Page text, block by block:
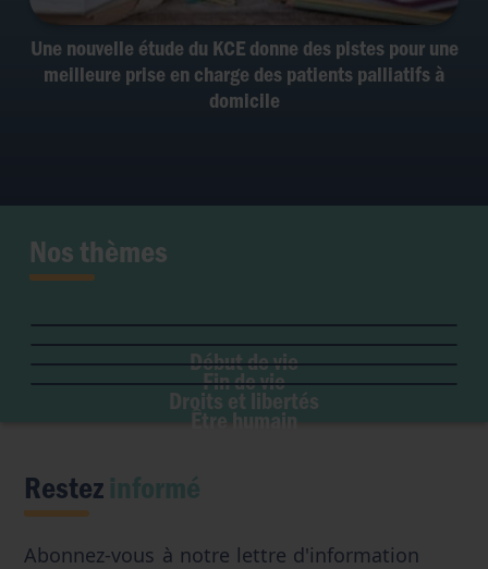
Une nouvelle étude du KCE donne des pistes pour une
meilleure prise en charge des patients palliatifs à
domicile
Nos thèmes
Début de vie
Fertilité et grossesse
Embryon
GPA
Avortement
Fin de vie
Euthanasie
Don d'organes
Droits et libertés
Liberté de conscience
Liberté institutionnelle
Accès aux origines
Être humain
Maladie & handicap
Genre & sexualité
Eugénisme
Transhumanisme
Restezinformé
Abonnez-vous à notre lettre d'information